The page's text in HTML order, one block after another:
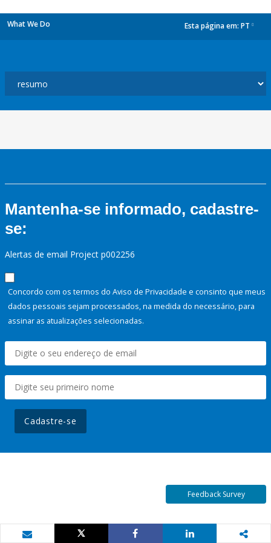
What We Do Esta página em: PT
Mantenha-se informado, cadastre-
se:
Alertas de email Project p002256
Concordo com os termos do Aviso de Privacidade e consinto que meus
dados pessoais sejam processados, na medida do necessário, para
assinar as atualizações selecionadas.
Cadastre-se
Feedback Survey